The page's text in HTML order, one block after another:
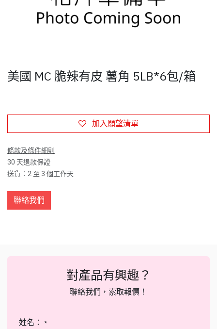
美國 MC 脆辣有皮 薯角 5LB*6包/箱
加入願望清單
條款及條件細則
30 天退款保證
送貨：2 至 3 個工作天
聯絡我們
對產品有興趣？
聯絡我們，索取報價！
姓名： *